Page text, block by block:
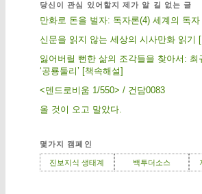
당신이 관심 있어할지 제가 알 길 없는 글
만화로 돈을 벌자: 독자론(4) 세계의 독
신문을 읽지 않는 세상의 시사만화 읽기
잃어버릴 뻔한 삶의 조각들을 찾아서: 최
‘공룡둘리’ [책속해설]
<덴드로비움 1/550> / 건담0083
올 것이 오고 말았다.
몇가지 캠페인
진보지식 생태계 백투더소스